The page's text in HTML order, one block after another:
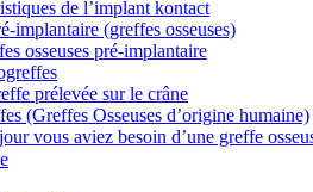
de l’implant kontact
implantaire (greffes osseuses)
osseuses pré-implantaire
prélevée sur le crâne
(Greffes Osseuses d’origine humaine)
vous aviez besoin d’une greffe